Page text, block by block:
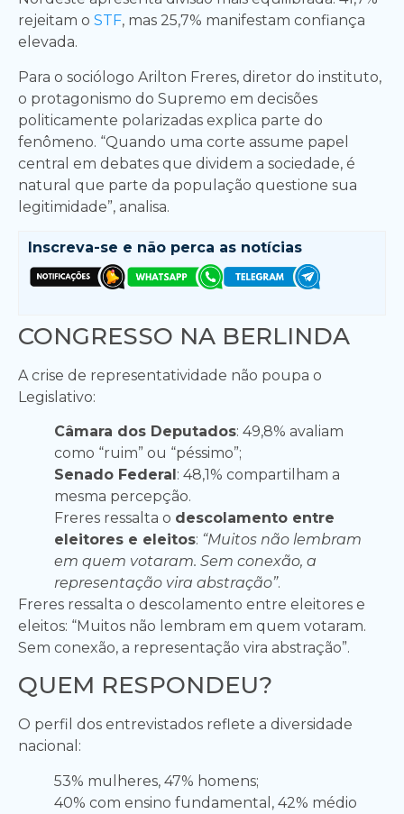
rejeitam o STF, mas 25,7% manifestam confiança
elevada.
Para o sociólogo Arilton Freres, diretor do instituto,
o protagonismo do Supremo em decisões
politicamente polarizadas explica parte do
fenômeno. “Quando uma corte assume papel
central em debates que dividem a sociedade, é
natural que parte da população questione sua
legitimidade”, analisa.
Inscreva-se e não perca as notícias
CONGRESSO NA BERLINDA
A crise de representatividade não poupa o
Legislativo:
Câmara dos Deputados: 49,8% avaliam
como “ruim” ou “péssimo”;
Senado Federal: 48,1% compartilham a
mesma percepção.
Freres ressalta o descolamento entre
eleitores e eleitos: “Muitos não lembram
em quem votaram. Sem conexão, a
representação vira abstração”.
Freres ressalta o descolamento entre eleitores e
eleitos: “Muitos não lembram em quem votaram.
Sem conexão, a representação vira abstração”.
QUEM RESPONDEU?
O perfil dos entrevistados reflete a diversidade
nacional:
53% mulheres, 47% homens;
40% com ensino fundamental, 42% médio